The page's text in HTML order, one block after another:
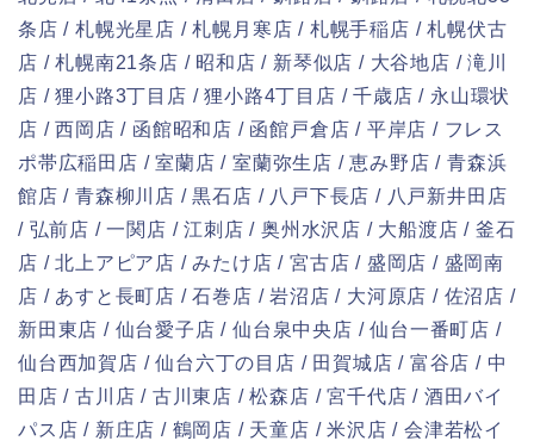
条店 / 札幌光星店 / 札幌月寒店 / 札幌手稲店 / 札幌伏古
店 / 札幌南21条店 / 昭和店 / 新琴似店 / 大谷地店 / 滝川
店 / 狸小路3丁目店 / 狸小路4丁目店 / 千歳店 / 永山環状
店 / 西岡店 / 函館昭和店 / 函館戸倉店 / 平岸店 / フレス
ポ帯広稲田店 / 室蘭店 / 室蘭弥生店 / 恵み野店 / 青森浜
館店 / 青森柳川店 / 黒石店 / 八戸下長店 / 八戸新井田店
/ 弘前店 / 一関店 / 江刺店 / 奥州水沢店 / 大船渡店 / 釜石
店 / 北上アピア店 / みたけ店 / 宮古店 / 盛岡店 / 盛岡南
店 / あすと長町店 / 石巻店 / 岩沼店 / 大河原店 / 佐沼店 /
新田東店 / 仙台愛子店 / 仙台泉中央店 / 仙台一番町店 /
仙台西加賀店 / 仙台六丁の目店 / 田賀城店 / 富谷店 / 中
田店 / 古川店 / 古川東店 / 松森店 / 宮千代店 / 酒田バイ
パス店 / 新庄店 / 鶴岡店 / 天童店 / 米沢店 / 会津若松イ